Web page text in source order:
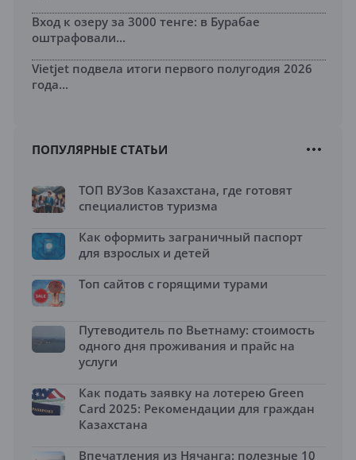
Вход к озеру за 3000 тенге: в Бурабае
оштрафовали...
Vietjet подвела итоги первого полугодия 2026
года...
ПОПУЛЯРНЫЕ СТАТЬИ
ТОП ВУЗов Казахстана, где готовят
специалистов туризма
Как оформить заграничный паспорт
для взрослых и детей
Топ сайтов с горящими турами
Путеводитель по Вьетнаму: стоимость
одного дня проживания и прайс на
услуги
Как подать заявку на лотерею Green
Card 2025: Рекомендации для граждан
Казахстана
Впечатления из Нячанга: полезные 10